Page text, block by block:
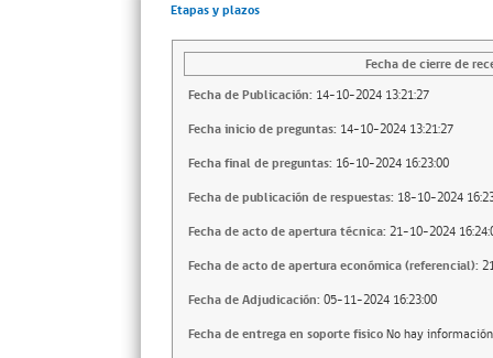
Etapas y plazos
Fecha de cierre de
Fecha de Publicación: 14-10-2024 13:21:27
Fecha inicio de preguntas: 14-10-2024 13:21:27
Fecha final de preguntas: 16-10-2024 16:23:00
Fecha de publicación de respuestas: 18-10-2024
Fecha de acto de apertura técnica: 21-10-2024
Fecha de acto de apertura económica (referencial):
Fecha de Adjudicación: 05-11-2024 16:23:00
Fecha de entrega en soporte fisicoNo hay información